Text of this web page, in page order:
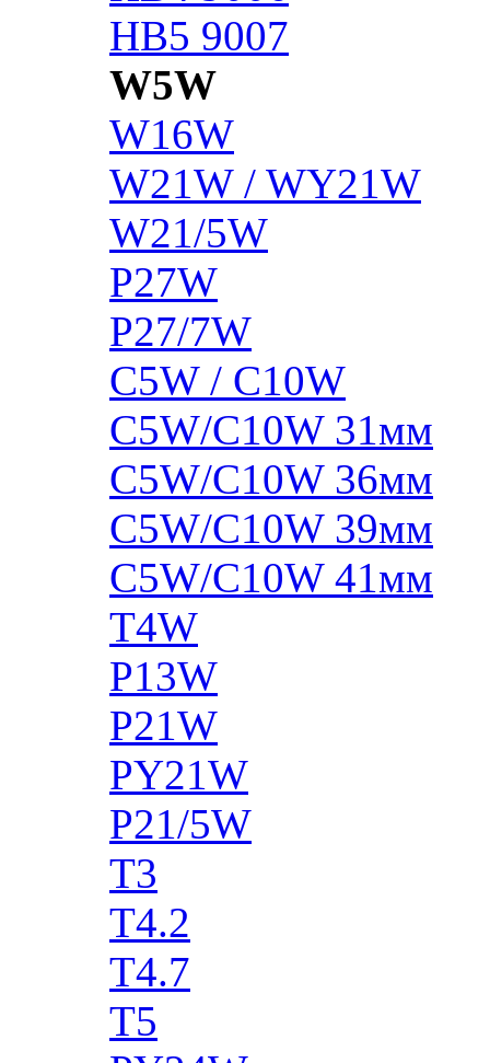
HB5 9007
W5W
W16W
W21W / WY21W
W21/5W
P27W
P27/7W
C5W / C10W
C5W/C10W 31мм
C5W/C10W 36мм
C5W/C10W 39мм
C5W/C10W 41мм
T4W
P13W
P21W
PY21W
P21/5W
T3
T4.2
T4.7
T5